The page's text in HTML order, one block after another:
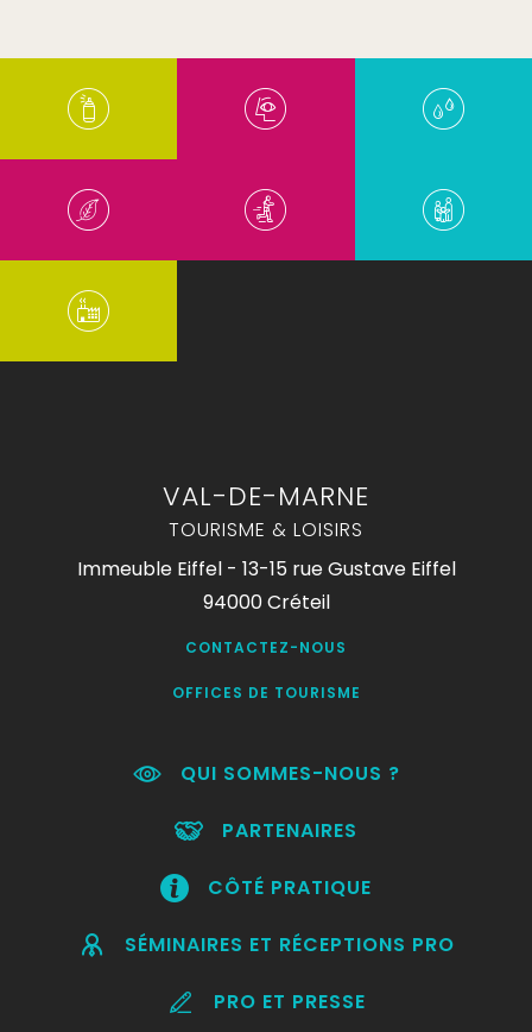
VAL-DE-MARNE
TOURISME & LOISIRS
Immeuble Eiffel - 13-15 rue Gustave Eiffel
94000 Créteil
CONTACTEZ-NOUS
OFFICES DE TOURISME
QUI SOMMES-NOUS ?
PARTENAIRES
CÔTÉ PRATIQUE
SÉMINAIRES ET RÉCEPTIONS PRO
PRO ET PRESSE